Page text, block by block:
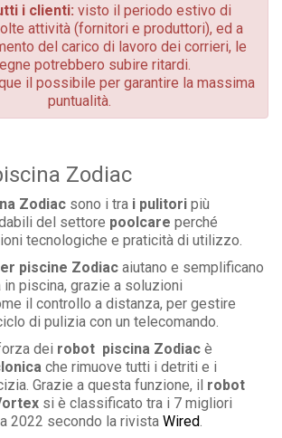
i clienti: visto il periodo estivo di
attività (fornitori e produttori), ed a
del carico di lavoro dei corrieri, le
potrebbero subire ritardi.
il possibile per garantire la massima
puntualità.
Zodiac
Zodiac sono i tra i pulitori più
del settore poolcare perché
tecnologiche e praticità di utilizzo.
piscine Zodiac aiutano e semplificano
piscina, grazie a soluzioni
il controllo a distanza, per gestire
di pulizia con un telecomando.
dei robot piscina Zodiac è
che rimuove tutti i detriti e i
Grazie a questa funzione, il robot
si è classificato tra i 7 migliori
2022 secondo la rivista Wired